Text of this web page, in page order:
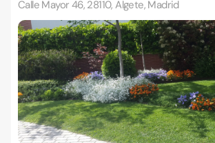
Calle Mayor 46, 28110, Algete, Madrid